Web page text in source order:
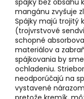
spájky bez obsahu
mangánu zvyšuje
Spájky majú trojitý
(trojvrstvové
schopné
materiálov a
spájkovania by
ochladeniu.
neodporúčajú na
vystavené